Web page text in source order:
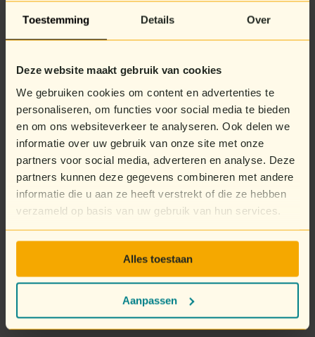
Toestemming Details Over
Deze website maakt gebruik van cookies
We gebruiken cookies om content en advertenties te
personaliseren, om functies voor social media te bieden
en om ons websiteverkeer te analyseren. Ook delen we
informatie over uw gebruik van onze site met onze
partners voor social media, adverteren en analyse. Deze
partners kunnen deze gegevens combineren met andere
informatie die u aan ze heeft verstrekt of die ze hebben
verzameld op basis van uw gebruik van hun services.
Alles toestaan
Aanpassen